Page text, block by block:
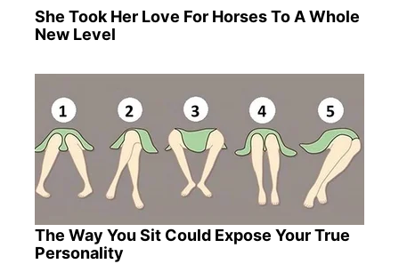
She Took Her Love For Horses To A Whole
New Level
The Way You Sit Could Expose Your True
Personality